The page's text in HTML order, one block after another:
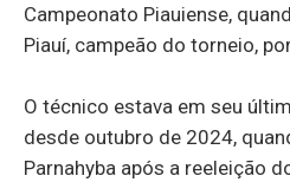
Campeonato Piauiense,
Piauí, campeão do torneio,
O técnico estava em seu
desde outubro de 2024,
Parnahyba após a reeleição